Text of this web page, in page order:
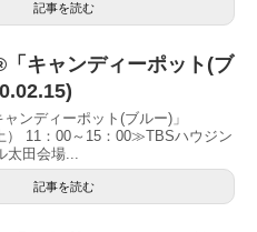
記事を読む
キャンディーポット(ブ
ンディーポット(ブルー)」
） 11：00～15：00≫TBSハウジン
太田会場...
記事を読む